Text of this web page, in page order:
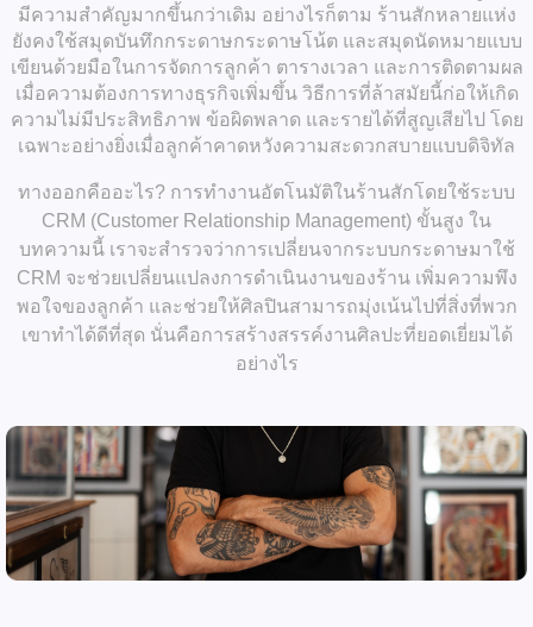
มีความสำคัญมากขึ้นกว่าเดิม อย่างไรก็ตาม ร้านสักหลายแห่ง
ยังคงใช้สมุดบันทึกกระดาษกระดาษโน้ต และสมุดนัดหมายแบบ
เขียนด้วยมือในการจัดการลูกค้า ตารางเวลา และการติดตามผล
เมื่อความต้องการทางธุรกิจเพิ่มขึ้น วิธีการที่ล้าสมัยนี้ก่อให้เกิด
ความไม่มีประสิทธิภาพ ข้อผิดพลาด และรายได้ที่สูญเสียไป โดย
เฉพาะอย่างยิ่งเมื่อลูกค้าคาดหวังความสะดวกสบายแบบดิจิทัล
ทางออกคืออะไร? การทำงานอัตโนมัติในร้านสักโดยใช้ระบบ
CRM (Customer Relationship Management) ขั้นสูง ใน
บทความนี้ เราจะสำรวจว่าการเปลี่ยนจากระบบกระดาษมาใช้
CRM จะช่วยเปลี่ยนแปลงการดำเนินงานของร้าน เพิ่มความพึง
พอใจของลูกค้า และช่วยให้ศิลปินสามารถมุ่งเน้นไปที่สิ่งที่พวก
เขาทำได้ดีที่สุด นั่นคือการสร้างสรรค์งานศิลปะที่ยอดเยี่ยมได้
อย่างไร